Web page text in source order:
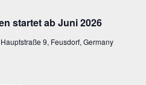
startet ab Juni 2026
Hauptstraße 9, Feusdorf, Germany